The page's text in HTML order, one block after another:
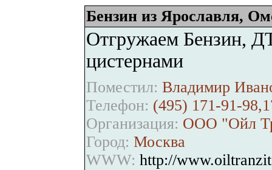
Бензин из Ярославля,
Отгружаем Бензин,
цистернами
Поместил: Владимир
Телефон: (495) 171-91-
Организация: ООО "Ойл
Город: Москва
WWW: http://